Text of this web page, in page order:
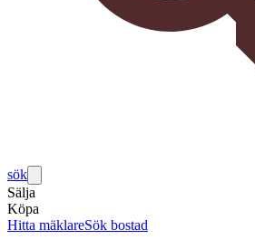
sök
Sälja
Köpa
Hitta mäklareSök bostad